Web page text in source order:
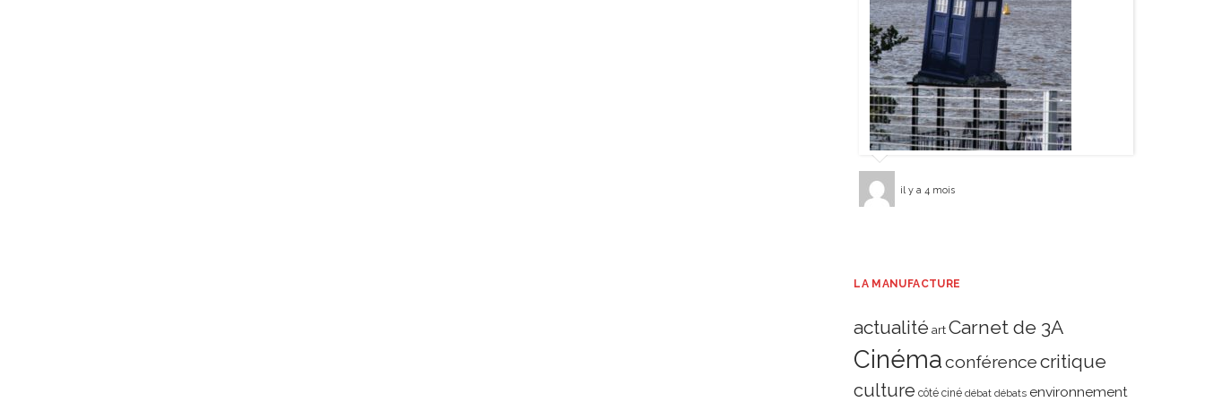
il y a 4 mois
LA MANUFACTURE
actualité art Carnet de 3A
Cinémaconférencecritique
culture côté ciné débat débats environnement